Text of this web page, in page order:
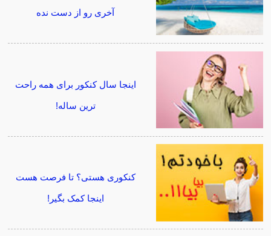
آخری رو از دست نده
اینجا سال کنکور برای همه راحت
ترین ساله!
کنکوری هستی؟ تا فرصت هست
اینجا کمک بگیر!